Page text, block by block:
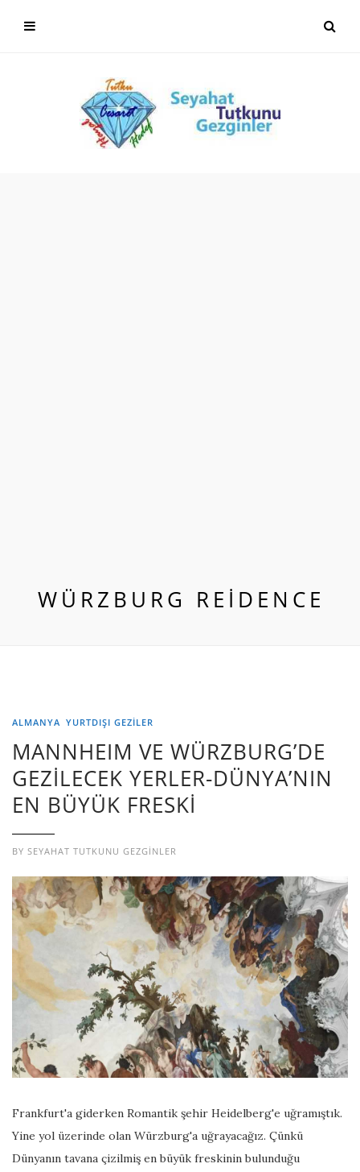
WÜRZBURG REİDENCE
ALMANYA YURTDIŞI GEZILER
MANNHEIM VE WÜRZBURG’DE
GEZİLECEK YERLER-DÜNYA’NIN
EN BÜYÜK FRESKİ
BY SEYAHAT TUTKUNU GEZGINLER
Frankfurt'a giderken Romantik şehir Heidelberg'e uğramıştık.
Yine yol üzerinde olan Würzburg'a uğrayacağız. Çünkü
Dünyanın tavana çizilmiş en büyük freskinin bulunduğu